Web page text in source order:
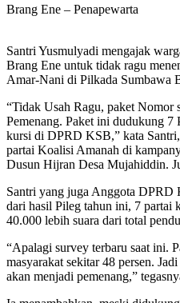
Brang Ene – Penapewarta
Santri Yusmulyadi mengajak
Brang Ene untuk tidak ragu
Amar-Nani di Pilkada Sumbawa
“Tidak Usah Ragu, paket Nomor
Pemenang. Paket ini dudukung
kursi di DPRD KSB,” kata
partai Koalisi Amanah di
Dusun Hijran Desa Mujahiddin.
Santri yang juga Anggota DPRD
dari hasil Pileg tahun ini, 7 partai
40.000 lebih suara dari total
“Apalagi survey terbaru saat ini.
masyarakat sekitar 48 persen.
akan menjadi pemenang,”